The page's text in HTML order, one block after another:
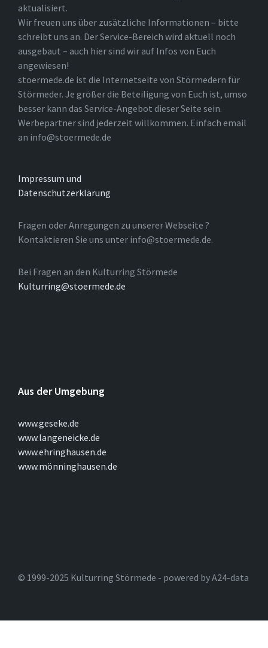
aktualisiert.
Wir freuen uns über zusätzliche Informationen – bitte
schreibt uns an. Der Service-Bereich wird aktuell noch
ausgebaut – auch hier sind wir auf Infos von Euch
angewiesen!
stoermede.de ist die Internetseite von Störmedern für
Störmeder. Je größer die Beteiligung von Euch ist, umso
besser kann das Service-Angebot dieser Seite sein.
Werbepartner sind jederzeit willkommen. Einfach email
an info@stoermede.de
Impressum und
Datenschutzerklärung
Fragen oder Anregungen zu unserer Webseite ?
Kontaktieren Sie uns unter info@stoermede.de.
Bei Fragen an den Kulturring Störmede
Kulturring@stoermede.de
Aus der Umgebung
www.geseke.de
www.langeneicke.de
www.ehringhausen.de
www.mönninghausen.de
© 1999-2025 Kulturring Störmede - powered by A24-data